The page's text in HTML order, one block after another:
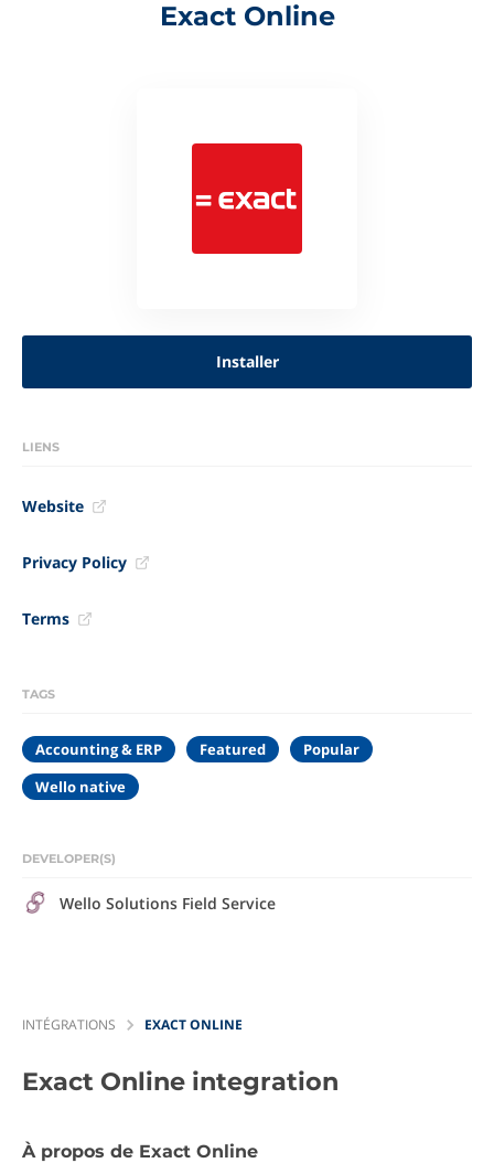
Exact Online
Installer
LIENS
Website
Privacy Policy
Terms
TAGS
Accounting & ERP Featured
Popular
Wello native
DEVELOPER(S)
Wello Solutions Field Service
INTÉGRATIONS EXACT ONLINE
Exact Online integration
À propos de Exact Online